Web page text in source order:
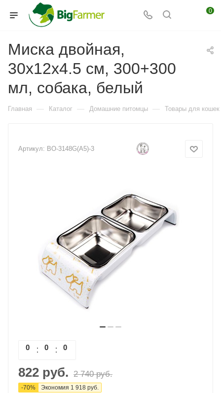
0
Миска двойная,
30x12x4.5 см, 300+300
мл, собака, белый
Главная — Каталог — Домашние питомцы — Товары для кошек
Артикул: BO-3148G(A5)-3
0 0 0
822 руб. 2 740руб.
-70% Экономия 1 918 руб.